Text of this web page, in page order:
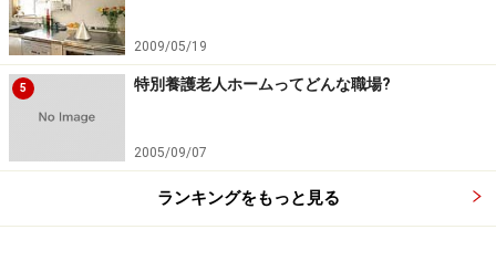
2009/05/19
5 特別養護老人ホームってどんな職場?
2005/09/07
ランキングをもっと見る